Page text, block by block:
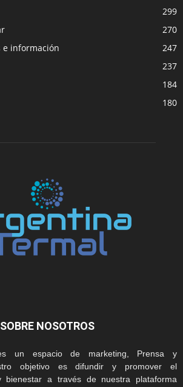
299
270
e información
247
237
184
180
SOBRE NOSOTROS
un espacio de marketing, Prensa y
objetivo es difundir y promover el
bienestar a través de nuestra plataforma